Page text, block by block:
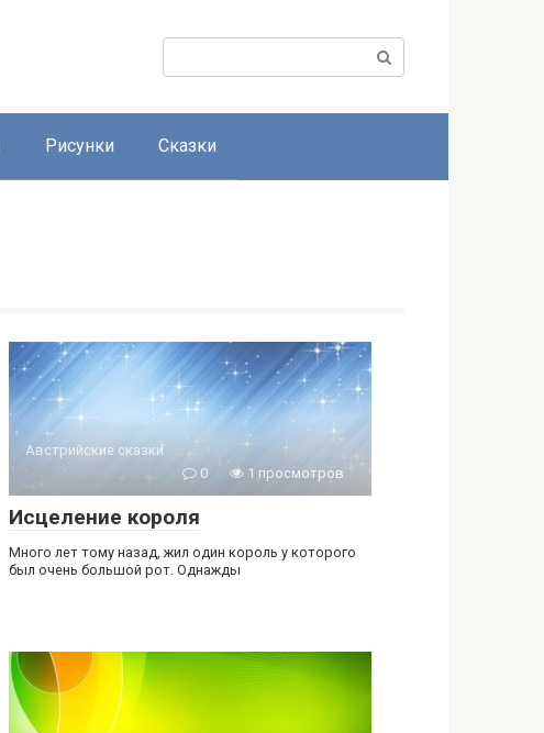
Поиск:
Рисунки Сказки
Австрийские сказки
0
1 просмотров
Исцеление короля
Много лет тому назад, жил один король у которого
был очень большой рот. Однажды